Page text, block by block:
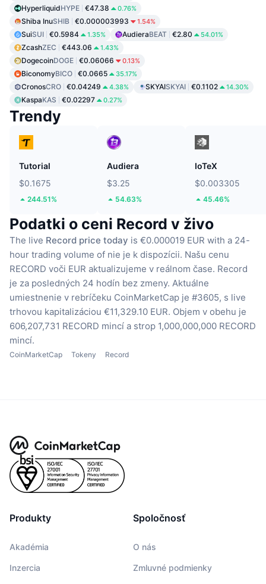
HyperliquidHYPE €47.38 0.76%
Shiba InuSHIB €0.000003993 1.54%
SuiSUI €0.5984 1.35% AudieraBEAT €2.80 54.01%
ZcashZEC €443.06 1.43%
DogecoinDOGE €0.06066 0.13%
BiconomyBICO €0.0665 35.17%
CronosCRO €0.04249 4.38% SKYAISKYAI €0.1102 14.30%
KaspaKAS €0.02297 0.27%
Trendy
Tutorial
$0.1675
244.51%
Audiera
$3.25
54.63%
IoTeX
$0.003305
45.46%
Podatki o ceni Record v živo
The live Record price today is €0.000019 EUR with a 24-
hour trading volume of nie je k dispozícii. Našu cenu
RECORD voči EUR aktualizujeme v reálnom čase. Record
je za posledných 24 hodín bez zmeny. Aktuálne
umiestnenie v rebríčeku CoinMarketCap je #3605, s live
trhovou kapitalizáciou €11,329.10 EUR. Objem v obehu je
606,207,731 RECORD mincí a strop 1,000,000,000 RECORD
mincí.
CoinMarketCap Tokeny Record
Produkty
Akadémia
Inzercia
Spoločnosť
O nás
Zmluvné podmienky